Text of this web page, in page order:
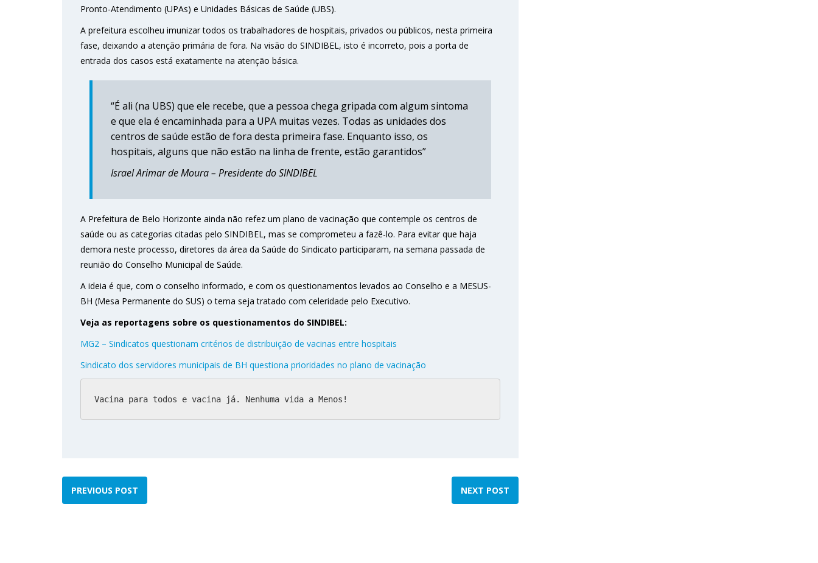
Pronto-Atendimento (UPAs) e Unidades Básicas de Saúde (UBS).
A prefeitura escolheu imunizar todos os trabalhadores de hospitais, privados ou públicos, nesta primeira
fase, deixando a atenção primária de fora. Na visão do SINDIBEL, isto é incorreto, pois a porta de
entrada dos casos está exatamente na atenção básica.
“É ali (na UBS) que ele recebe, que a pessoa chega gripada com algum sintoma
e que ela é encaminhada para a UPA muitas vezes. Todas as unidades dos
centros de saúde estão de fora desta primeira fase. Enquanto isso, os
hospitais, alguns que não estão na linha de frente, estão garantidos”
Israel Arimar de Moura – Presidente do SINDIBEL
A Prefeitura de Belo Horizonte ainda não refez um plano de vacinação que contemple os centros de
saúde ou as categorias citadas pelo SINDIBEL, mas se comprometeu a fazê-lo. Para evitar que haja
demora neste processo, diretores da área da Saúde do Sindicato participaram, na semana passada de
reunião do Conselho Municipal de Saúde.
A ideia é que, com o conselho informado, e com os questionamentos levados ao Conselho e a MESUS-
BH (Mesa Permanente do SUS) o tema seja tratado com celeridade pelo Executivo.
Veja as reportagens sobre os questionamentos do SINDIBEL:
MG2 – Sindicatos questionam critérios de distribuição de vacinas entre hospitais
Sindicato dos servidores municipais de BH questiona prioridades no plano de vacinação
Vacina para todos e vacina já. Nenhuma vida a Menos!
PREVIOUS POST NEXT POST